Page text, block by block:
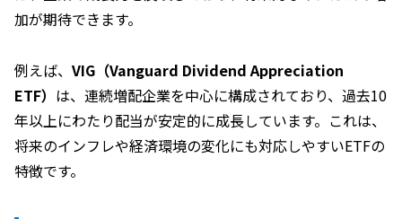
加が期待できます。
例えば、 VIG（Vanguard Dividend Appreciation
ETF） は、連続増配企業を中心に構成されており、過去10
年以上にわたり配当が安定的に成長しています。これは、
将来のインフレや経済環境の変化にも対応しやすいETFの
特徴です。